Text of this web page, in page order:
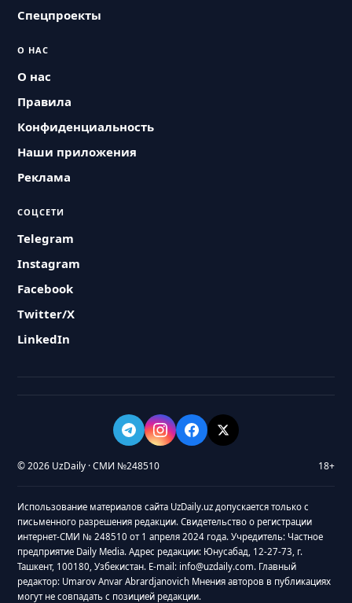
Спецпроекты
О НАС
О нас
Правила
Конфиденциальность
Наши приложения
Реклама
СОЦСЕТИ
Telegram
Instagram
Facebook
Twitter/X
LinkedIn
© 2026 UzDaily · СМИ №248510 18+
Использование материалов сайта UzDaily.uz допускается только с
письменного разрешения редакции. Свидетельство о регистрации
интернет-СМИ № 248510 от 1 апреля 2024 года. Учредитель: Частное
предприятие Daily Media. Адрес редакции: Юнусабад, 12-27-73, г.
Ташкент, 100180, Узбекистан. E-mail: info@uzdaily.com. Главный
редактор: Umarov Anvar Abrardjanovich Мнения авторов в публикациях
могут не совпадать с позицией редакции.